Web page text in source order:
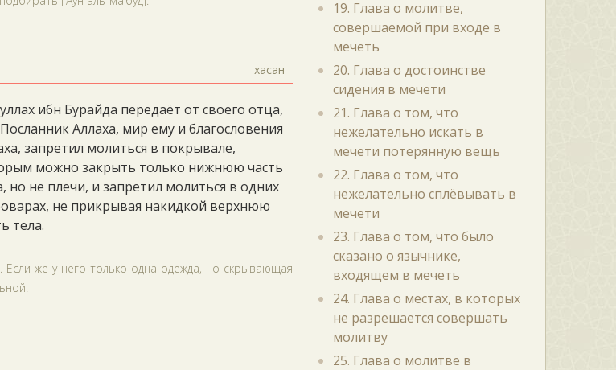
хасан
ибн Бурайда передаёт от своего отца,
Аллаха, мир ему и благословения
запретил молиться в покрывале,
можно закрыть только нижнюю часть
но не плечи, и запретил молиться в одних
не прикрывая накидкой верхнюю
тела.
Если же у него только одна одежда, но скрывающая
19. Глава о молитве,
совершаемой при входе в
мечеть
20. Глава о достоинстве
сидения в мечети
21. Глава о том, что
нежелательно искать в
мечети потерянную вещь
22. Глава о том, что
нежелательно сплёвывать в
мечети
23. Глава о том, что было
сказано о язычнике,
входящем в мечеть
24. Глава о местах, в которых
не разрешается совершать
молитву
25. Глава о молитве в